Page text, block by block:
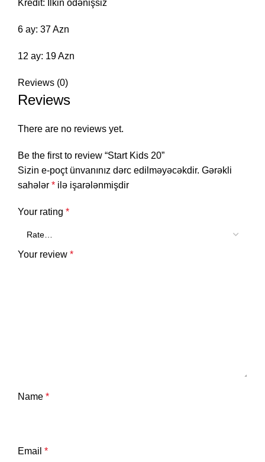
Kredit: İlkin ödənişsiz
6 ay: 37 Azn
12 ay: 19 Azn
Reviews (0)
Reviews
There are no reviews yet.
Be the first to review “Start Kids 20”
Sizin e-poçt ünvanınız dərc edilməyəcəkdir. Gərəkli
sahələr * ilə işarələnmişdir
Your rating *
Your review *
Name *
Email *